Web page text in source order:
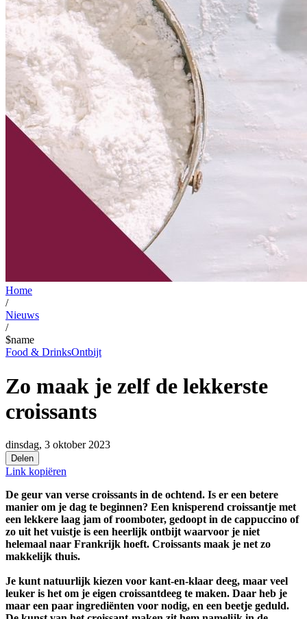
Home
/
Nieuws
/
$name
Food & DrinksOntbijt
Zo maak je zelf de lekkerste
croissants
dinsdag, 3 oktober 2023
Delen
Link kopiëren
De geur van verse croissants in de ochtend. Is er een betere
manier om je dag te beginnen? Een knisperend croissantje met
een lekkere laag jam of roomboter, gedoopt in de cappuccino of
zo uit het vuistje is een heerlijk ontbijt waarvoor je niet
helemaal naar Frankrijk hoeft. Croissants maak je net zo
makkelijk thuis.
Je kunt natuurlijk kiezen voor kant-en-klaar deeg, maar veel
leuker is het om je eigen croissantdeeg te maken. Daar heb je
maar een paar ingrediënten voor nodig, en een beetje geduld.